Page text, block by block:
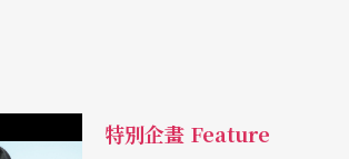
特別企畫 Feature